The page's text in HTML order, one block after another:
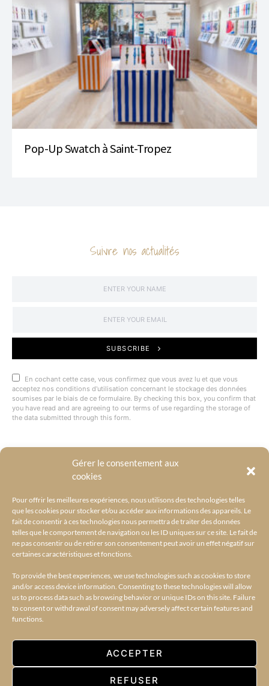
Gérer le consentement aux
cookies
Pour offrir les meilleures expériences, nous utilisons des technologies telles
que les cookies pour stocker et/ou accéder aux informations des appareils. Le
fait de consentir à ces technologies nous permettra de traiter des données
telles que le comportement de navigation ou les ID uniques sur ce site. Le fait de
ne pas consentir ou de retirer son consentement peut avoir un effet négatif sur
certaines caractéristiques et fonctions.
To provide the best experiences, we use technologies such as cookies to store
and/or access device information. Consenting to these technologies will allow
us to process data such as browsing behavior or unique IDs on this site. Failure
to consent or withdrawal of consent may adversely affect certain features and
functions.
ACCEPTER
REFUSER
Pop-Up Swatch à Saint-Tropez
Suivre nos actualités
SUBSCRIBE
En cochant cette case, vous confirmez que vous avez lu et que vous
acceptez nos conditions d'utilisation concernant le stockage des données
soumises par le biais de ce formulaire. By checking this box, you confirm that
you have read and are agreeing to our terms of use regarding the storage of
the data submitted through this form.
@BYRACKEL
35K